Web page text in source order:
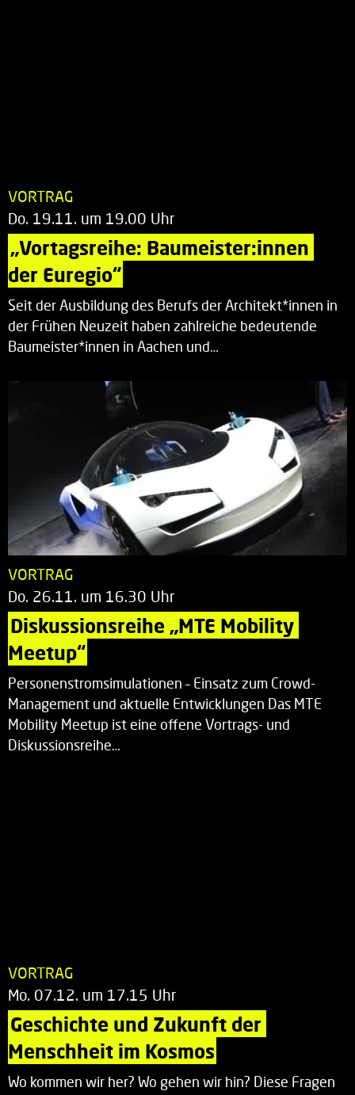
VORTRAG
Do. 19.11. um 19.00 Uhr
„Vortagsreihe: Baumeister:innen
der Euregio“
Seit der Ausbildung des Berufs der Architekt*innen in
der Frühen Neuzeit haben zahlreiche bedeutende
Baumeister*innen in Aachen und…
VORTRAG
Do. 26.11. um 16.30 Uhr
Diskussionsreihe „MTE Mobility
Meetup“
Personenstromsimulationen – Einsatz zum Crowd-
Management und aktuelle Entwicklungen Das MTE
Mobility Meetup ist eine offene Vortrags- und
Diskussionsreihe…
VORTRAG
Mo. 07.12. um 17.15 Uhr
Geschichte und Zukunft der
Menschheit im Kosmos
Wo kommen wir her? Wo gehen wir hin? Diese Fragen